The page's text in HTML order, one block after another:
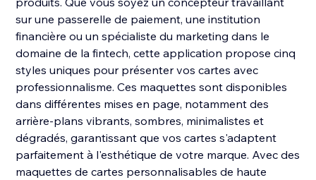
sur une passerelle de paiement, une institution
financière ou un spécialiste du marketing dans le
domaine de la fintech, cette application propose cinq
styles uniques pour présenter vos cartes avec
professionnalisme. Ces maquettes sont disponibles
dans différentes mises en page, notamment des
arrière-plans vibrants, sombres, minimalistes et
dégradés, garantissant que vos cartes s'adaptent
parfaitement à l'esthétique de votre marque. Avec des
maquettes de cartes personnalisables de haute